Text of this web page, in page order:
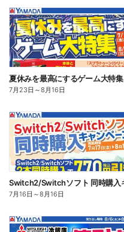
夏休みを最高にするゲーム大特集
7月23日 ～8月16日
7月16日 ～8月16日